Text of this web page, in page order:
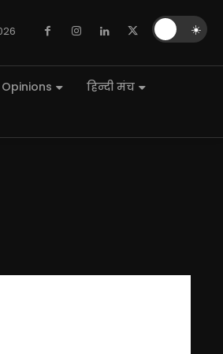
Opinions
हिन्दी मंच
☀️